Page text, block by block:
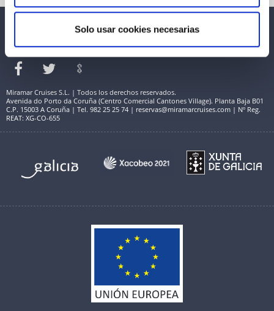
Solo usar cookies necesarias
Miramar Cruises S.L. | Todos los derechos reservados.
Avenida do Porto da Coruña (Centro Comercial Cantones Village). Planta Baja B01
C.P. 15003 A Coruña | Tel. 982 25 25 74 | reservas@miramarcruises.com | Nº Reg.
REAT: XG-CO-655